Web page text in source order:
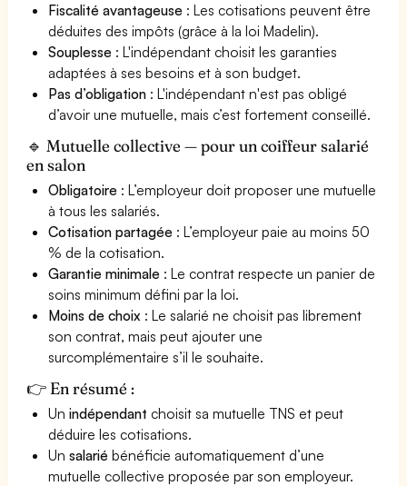
Fiscalité avantageuse : Les cotisations peuvent être
déduites des impôts (grâce à la loi Madelin).
Souplesse : L'indépendant choisit les garanties
adaptées à ses besoins et à son budget.
Pas d’obligation : L'indépendant n'est pas obligé
d’avoir une mutuelle, mais c’est fortement conseillé.
🔹 Mutuelle collective — pour un coiffeur salarié
en salon
Obligatoire : L’employeur doit proposer une mutuelle
à tous les salariés.
Cotisation partagée : L’employeur paie au moins 50
% de la cotisation.
Garantie minimale : Le contrat respecte un panier de
soins minimum défini par la loi.
Moins de choix : Le salarié ne choisit pas librement
son contrat, mais peut ajouter une
surcomplémentaire s’il le souhaite.
👉 En résumé :
Unindépendant choisit sa mutuelle TNS et peut
déduire les cotisations.
Unsalarié bénéficie automatiquement d’une
mutuelle collective proposée par son employeur.